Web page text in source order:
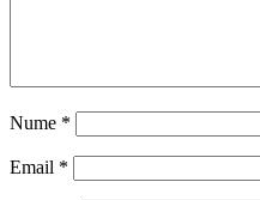
Nume *
Email *